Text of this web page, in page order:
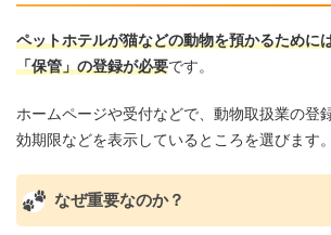
ペットホテルが猫などの動物を預かるために
「保管」の登録が必要です。
ホームページや受付などで、動物取扱業の登
効期限などを表示しているところを選びます。
なぜ重要なのか？